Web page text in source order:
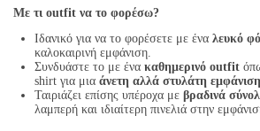
Με τι outfit να το φορέσω?
Ιδανικό για να το φορέσετε με ένα λευκό
καλοκαιρινή εμφάνιση.
Συνδυάστε το με ένα καθημερινό outfit
shirt για μια άνετη αλλά στυλάτη εμφάνιση
Ταιριάζει επίσης υπέροχα με βραδινά
λαμπερή και ιδιαίτερη πινελιά στην